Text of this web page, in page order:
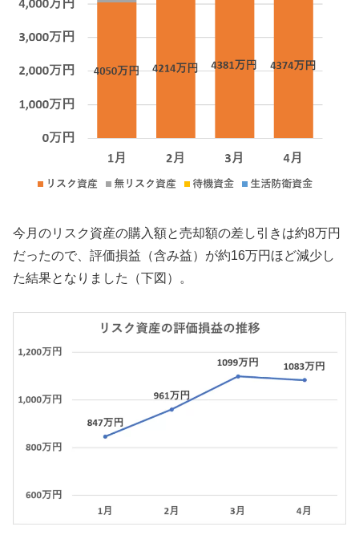
今月のリスク資産の購入額と売却額の差し引きは約8万円
だったので、評価損益（含み益）が約16万円ほど減少し
た結果となりました（下図）。